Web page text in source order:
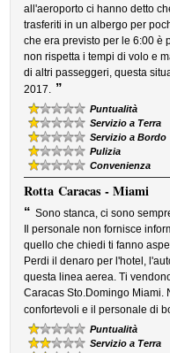
all'aeroporto ci hanno detto
trasferiti in un albergo per
che era previsto per le 6:00 è
non rispetta i tempi di volo e
di altri passeggeri, questa
2017. ”
Puntualità
Servizio a Terra
Servizio a Bordo
Pulizia
Convenienza
RottaCaracas - Miami
“ Sono stanca, ci sono
Il personale non fornisce
quello che chiedi ti fanno
Perdi il denaro per l'hotel,
questa linea aerea. Ti
Caracas Sto.Domingo Miami.
confortevoli e il personale di
Puntualità
Servizio a Terra